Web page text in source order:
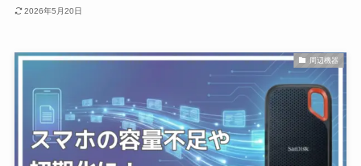
2026年5月20日
周辺機器